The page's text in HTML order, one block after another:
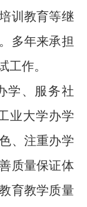
训教育等继
多年来承担
工作。
学、服务社
业大学办学
、注重办学
质量保证体
育教学质量